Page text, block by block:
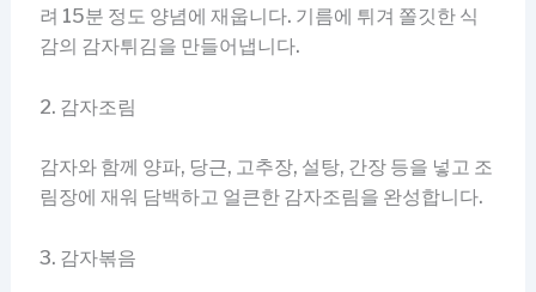
려 15분 정도 양념에 재웁니다. 기름에 튀겨 쫄깃한 식
감의 감자튀김을 만들어냅니다.
2. 감자조림
감자와 함께 양파, 당근, 고추장, 설탕, 간장 등을 넣고 조
림장에 재워 담백하고 얼큰한 감자조림을 완성합니다.
3. 감자볶음